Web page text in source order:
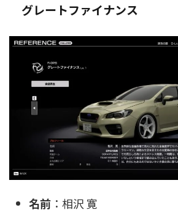
グレートファイナンス
名前 ：相沢 寛